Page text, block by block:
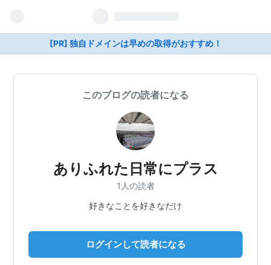
[PR] 独自ドメインは早めの取得がおすすめ！
このブログの読者になる
ありふれた日常にプラス
1人の読者
好きなことを好きなだけ
ログインして読者になる